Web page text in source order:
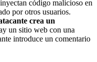
código malicioso en
por otros usuarios.
crea un
un sitio web con una
introduce un comentario